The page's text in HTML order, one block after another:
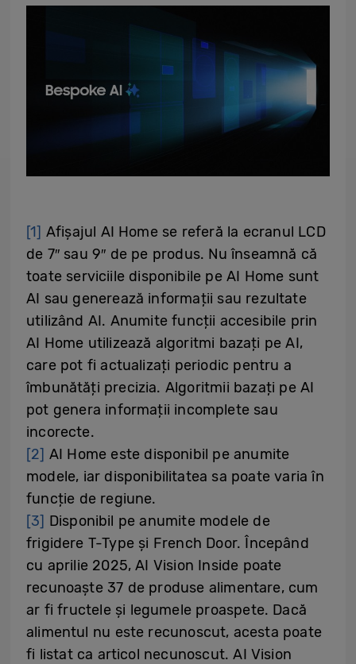
[1] Afișajul AI Home se referă la ecranul LCD
de 7″ sau 9″ de pe produs. Nu înseamnă că
toate serviciile disponibile pe AI Home sunt
AI sau generează informații sau rezultate
utilizând AI. Anumite funcții accesibile prin
AI Home utilizează algoritmi bazați pe AI,
care pot fi actualizați periodic pentru a
îmbunătăți precizia. Algoritmii bazați pe AI
pot genera informații incomplete sau
incorecte.
[2] AI Home este disponibil pe anumite
modele, iar disponibilitatea sa poate varia în
funcție de regiune.
[3] Disponibil pe anumite modele de
frigidere T-Type și French Door. Începând
cu aprilie 2025, AI Vision Inside poate
recunoaște 37 de produse alimentare, cum
ar fi fructele și legumele proaspete. Dacă
alimentul nu este recunoscut, acesta poate
fi listat ca articol necunoscut. AI Vision